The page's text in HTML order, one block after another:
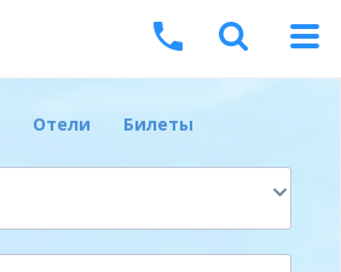
Отели Билеты